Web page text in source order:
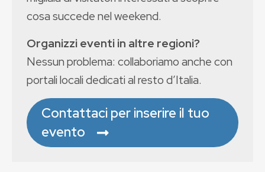
cosa succede nel weekend.
Organizzi eventi in altre regioni?
Nessun problema: collaboriamo anche con
portali locali dedicati al resto d’Italia.
Contattaci per inserire il tuo
evento